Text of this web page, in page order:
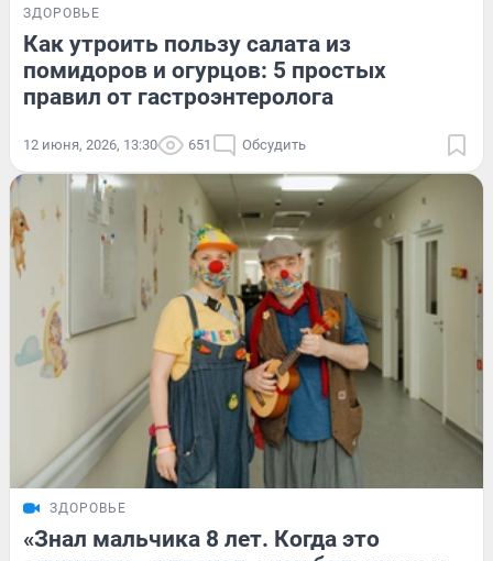
ЗДОРОВЬЕ
Как утроить пользу салата из
помидоров и огурцов: 5 простых
правил от гастроэнтеролога
12 июня, 2026, 13:30 651 Обсудить
ЗДОРОВЬЕ
«Знал мальчика 8 лет. Когда это